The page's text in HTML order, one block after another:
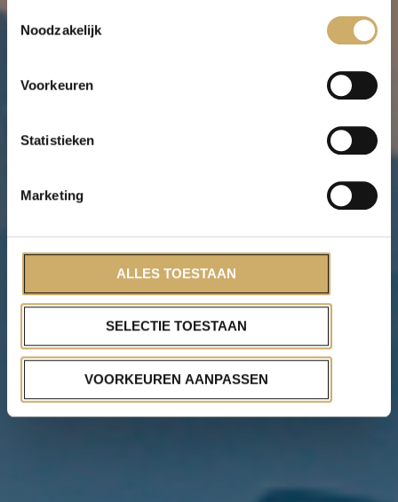
Toestemmingsselectie
Noodzakelijk
Voorkeuren
Statistieken
Marketing
ALLES TOESTAAN
SELECTIE TOESTAAN
VOORKEUREN AANPASSEN
In deze FAQ vind je antwoorden op
Therapy, voorbereiding, online boeken en
praktische informatie over je bezoek bij Koan